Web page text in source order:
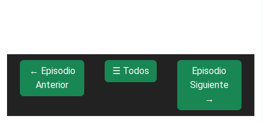
← Episodio
Anterior
☰ Todos
Episodio
Siguiente
→